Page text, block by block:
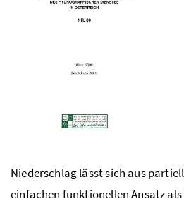
Niederschlag lässt sich aus
einfachen funktionellen Ansatz